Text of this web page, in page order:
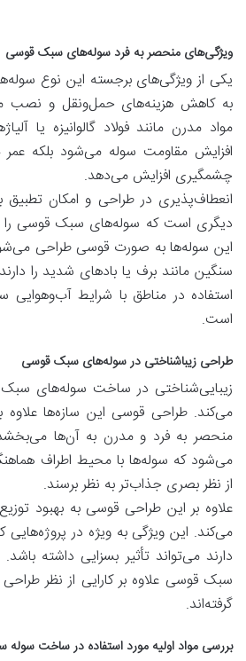
ویژگی‌های منحصر به فرد سوله‌های سبک قوسی
یکی از ویژگی‌های برجسته این نوع
به کاهش هزینه‌های حمل‌ونقل و نصب
مواد مدرن مانند فولاد گالوانیزه یا
افزایش مقاومت سوله می‌شود بلکه عمر
چشمگیری افزایش می‌دهد.
انعطاف‌پذیری در طراحی و امکان تطبیق
دیگری است که سوله‌های سبک قوسی را
این سوله‌ها به صورت قوسی طراحی
سنگین مانند برف یا بادهای شدید را
استفاده در مناطق با شرایط
است.
طراحی زیباشناختی در سوله‌های سبک قوسی
زیبایی‌شناختی در ساخت سوله‌های
می‌کند. طراحی قوسی این سازه‌ها علاوه
منحصر به فرد و مدرن به آن‌ها
می‌شود که سوله‌ها با محیط اطراف
از نظر بصری جذاب‌تر به نظر برسند.
علاوه بر این طراحی قوسی به بهبود
می‌کند. این ویژگی به ویژه در پروژه‌هایی
دارند می‌تواند تأثیر بسزایی داشته
سبک قوسی علاوه بر کارایی از نظر طراحی
گرفته‌اند.
بررسی مواد اولیه مورد استفاده در ساخت